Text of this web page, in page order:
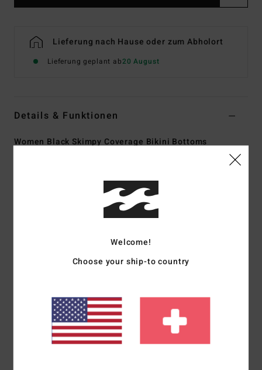
Lieferung nach Hause oder zum Abholort
Lieferung geplant ab20 August
Details & Funktionen
Women Black Skimpy Coverage Bikini Bottoms
69% Recycled polyester 23% polyester 8%
Low waist
Closure:Fixed closure
Branding:Metal bar
Zusammensetzung[Main Fabric] 69% Recycled
Welcome!
Choose your ship-to country